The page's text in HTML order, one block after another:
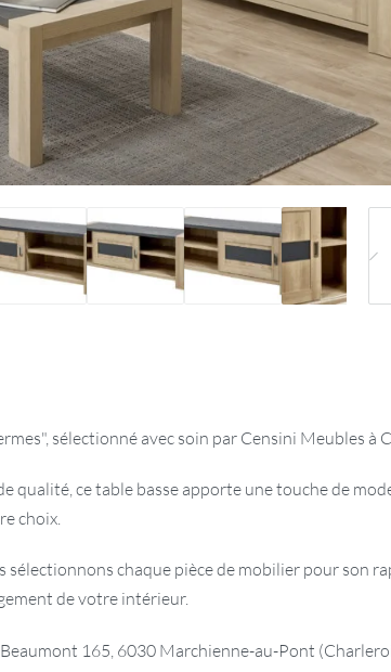
sélectionné avec soin par Censini Meubles
qualité, ce table basse apporte une touche de
choix.
sélectionnons chaque pièce de mobilier pour
de votre intérieur.
165, 6030 Marchienne-au-Pont